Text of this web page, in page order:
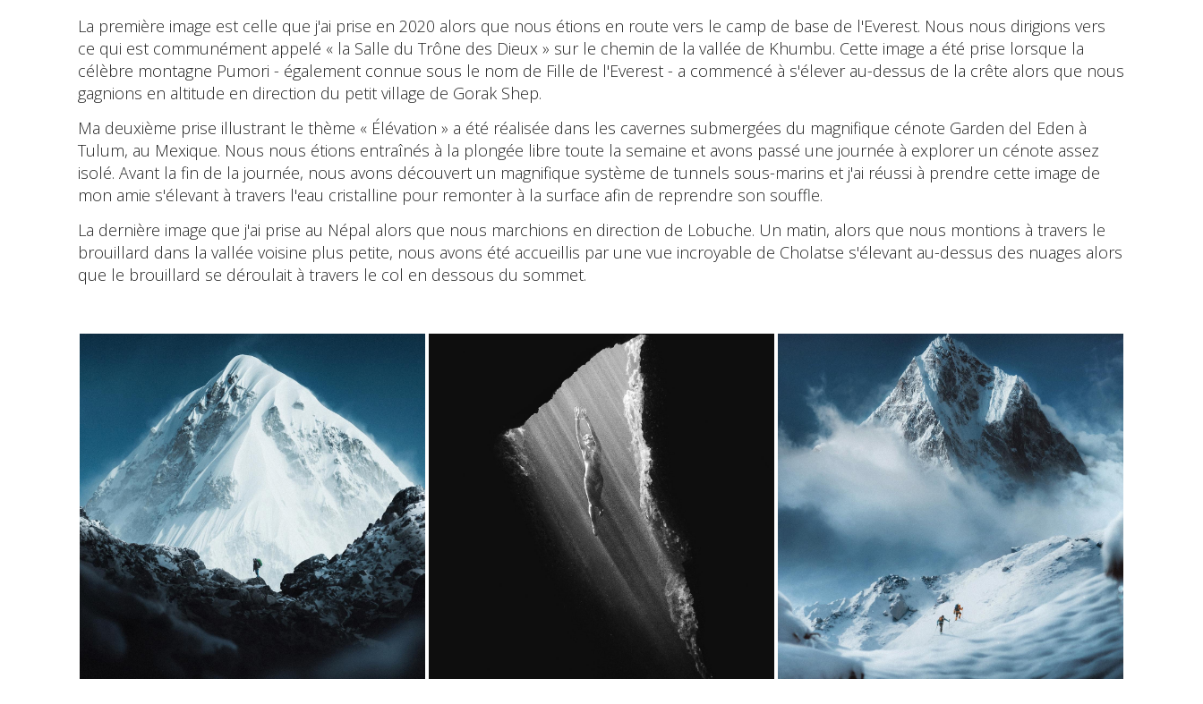
La première image est celle que j'ai prise en 2020 alors que nous étions en route vers le camp de base de l'Everest. Nous nous dirigions vers
ce qui est communément appelé « la Salle du Trône des Dieux » sur le chemin de la vallée de Khumbu. Cette image a été prise lorsque la
célèbre montagne Pumori - également connue sous le nom de Fille de l'Everest - a commencé à s'élever au-dessus de la crête alors que nous
gagnions en altitude en direction du petit village de Gorak Shep.
Ma deuxième prise illustrant le thème « Élévation » a été réalisée dans les cavernes submergées du magnifique cénote Garden del Eden à
Tulum, au Mexique. Nous nous étions entraînés à la plongée libre toute la semaine et avons passé une journée à explorer un cénote assez
isolé. Avant la fin de la journée, nous avons découvert un magnifique système de tunnels sous-marins et j'ai réussi à prendre cette image de
mon amie s'élevant à travers l'eau cristalline pour remonter à la surface afin de reprendre son souffle.
La dernière image que j'ai prise au Népal alors que nous marchions en direction de Lobuche. Un matin, alors que nous montions à travers le
brouillard dans la vallée voisine plus petite, nous avons été accueillis par une vue incroyable de Cholatse s'élevant au-dessus des nuages alors
que le brouillard se déroulait à travers le col en dessous du sommet.